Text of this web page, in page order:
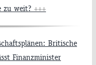
zu weit? +++
Britische
Finanzminister